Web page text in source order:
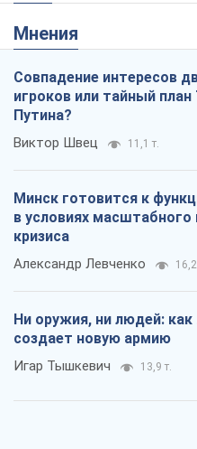
Мнения
Совпадение интересов
игроков или тайный план
Путина?
Виктор Швец 11,1 т.
Минск готовится к
в условиях масштабного
кризиса
Александр Левченко
Ни оружия, ни людей:
создает новую армию
Игар Тышкевич 13,9 т.